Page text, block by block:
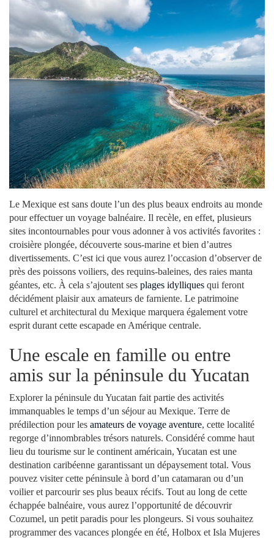
Le Mexique est sans doute l’un des plus beaux endroits au monde
pour effectuer un voyage balnéaire. Il recèle, en effet, plusieurs
sites incontournables pour vous adonner à vos activités favorites :
croisière plongée, découverte sous-marine et bien d’autres
divertissements. C’est ici que vous aurez l’occasion d’observer de
près des poissons voiliers, des requins-baleines, des raies manta
géantes, etc. À cela s’ajoutent ses plages idylliques qui feront
décidément plaisir aux amateurs de farniente. Le patrimoine
culturel et architectural du Mexique marquera également votre
esprit durant cette escapade en Amérique centrale.
Une escale en famille ou entre
amis sur la péninsule du Yucatan
Explorer la péninsule du Yucatan fait partie des activités
immanquables le temps d’un séjour au Mexique. Terre de
prédilection pour les amateurs de voyage aventure, cette localité
regorge d’innombrables trésors naturels. Considéré comme haut
lieu du tourisme sur le continent américain, Yucatan est une
destination caribéenne garantissant un dépaysement total. Vous
pouvez visiter cette péninsule à bord d’un catamaran ou d’un
voilier et parcourir ses plus beaux récifs. Tout au long de cette
échappée balnéaire, vous aurez l’opportunité de découvrir
Cozumel, un petit paradis pour les plongeurs. Si vous souhaitez
programmer des vacances plongée en été, Holbox et Isla Mujeres